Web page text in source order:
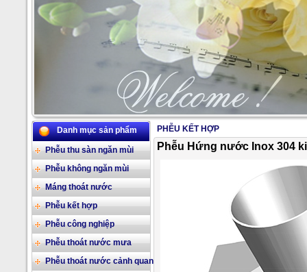
2/17
Danh mục sản phẩm
Phễu thu sàn ngăn mùi
Phễu không ngăn mùi
Máng thoát nước
Phễu kết hợp
Phễu công nghiệp
Phễu thoát nước mưa
Phễu thoát nước cảnh quan
PHỄU KẾT HỢP
Phễu Hứng nước Inox 304